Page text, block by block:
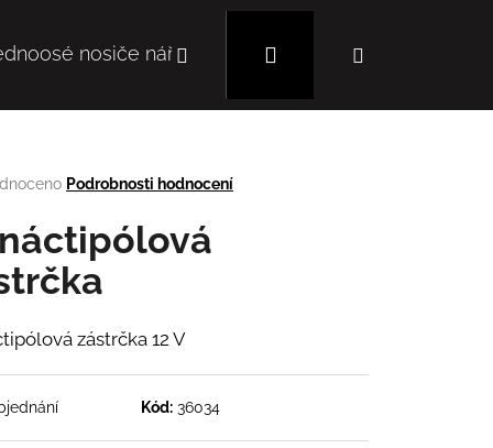
nosiče nářadí Mulčovače
Přihlášení
Podrobnosti hodnocení
zástrčka 12 V
Kód: 36034